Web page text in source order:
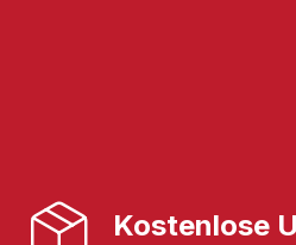
Kostenlose